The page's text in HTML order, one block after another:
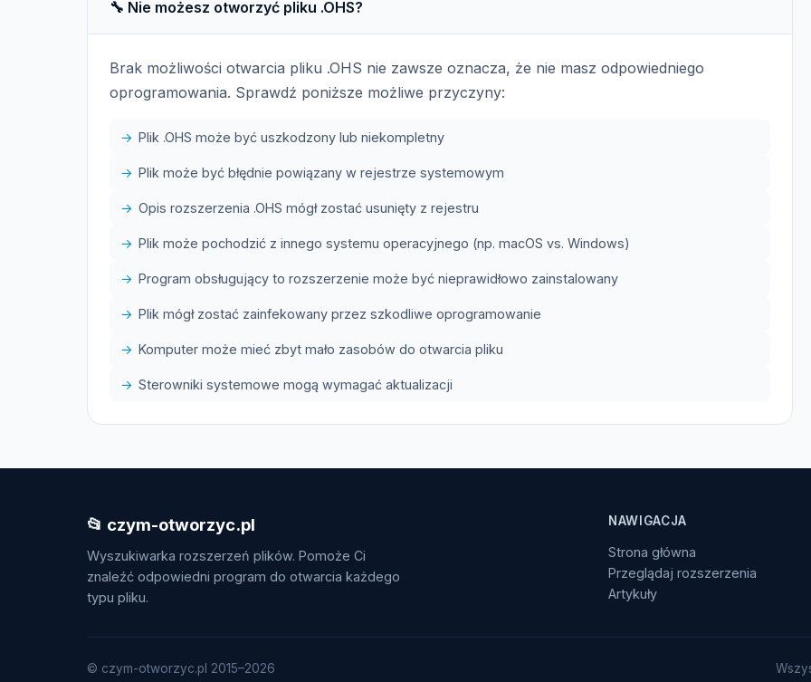
🔧 Nie możesz otworzyć pliku .OHS?
Brak możliwości otwarcia pliku .OHS nie zawsze oznacza, że nie masz odpowiedniego
oprogramowania. Sprawdź poniższe możliwe przyczyny:
Plik .OHS może być uszkodzony lub niekompletny
Plik może być błędnie powiązany w rejestrze systemowym
Opis rozszerzenia .OHS mógł zostać usunięty z rejestru
Plik może pochodzić z innego systemu operacyjnego (np. macOS vs. Windows)
Program obsługujący to rozszerzenie może być nieprawidłowo zainstalowany
Plik mógł zostać zainfekowany przez szkodliwe oprogramowanie
Komputer może mieć zbyt mało zasobów do otwarcia pliku
Sterowniki systemowe mogą wymagać aktualizacji
📂 czym-otworzyc.pl
Wyszukiwarka rozszerzeń plików. Pomoże Ci
znaleźć odpowiedni program do otwarcia każdego
typu pliku.
NAWIGACJA
Strona główna
Przeglądaj rozszerzenia
Artykuły
© czym-otworzyc.pl 2015–2026